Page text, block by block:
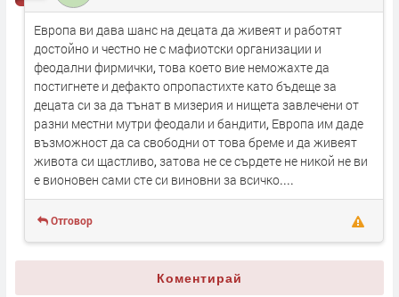
Европа ви дава шанс на децата да живеят и работят
достойно и честно не с мафиотски организации и
феодални фирмички, това което вие неможахте да
постигнете и дефакто опропастихте като бъдеще за
децата си за да тънат в мизерия и нищета завлечени от
разни местни мутри феодали и бандити, Европа им даде
възможност да са свободни от това бреме и да живеят
живота си щастливо, затова не се сърдете не никой не ви
е вионовен сами сте си виновни за всичко....
Отговор
Коментирай